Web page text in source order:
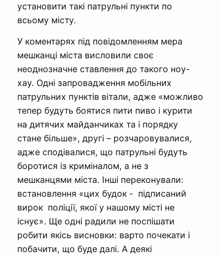
установити такі патрульні пункти по
всьому місту.
У коментарях під повідомленням мера
мешканці міста висловили своє
неоднозначне ставлення до такого ноу-
хау. Одні запровадження мобільних
патрульних пунктів вітали, адже «можливо
тепер будуть боятися пити пиво і курити
на дитячих майданчиках та і порядку
стане більше», другі – розчаровувалися,
адже сподівалися, що патрульні будуть
боротися із криміналом, а не з
мешканцями міста. Інші переконували:
встановлення «цих будок - підписаний
вирок поліції, якої у нашому місті не
існує». Ще одні радили не поспішати
робити якісь висновки: варто почекати і
побачити, що буде далі. А деякі